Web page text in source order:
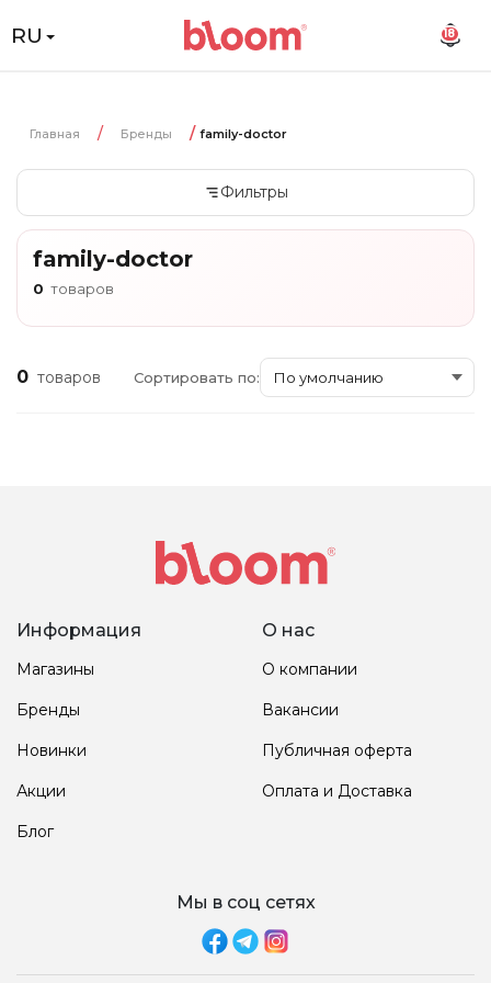
RU 18
Главная Бренды family-doctor
Фильтры
family-doctor
0 товаров
0 товаров Сортировать по:
Информация
Магазины
Бренды
Новинки
Акции
Блог
О нас
О компании
Вакансии
Публичная оферта
Оплата и Доставка
Мы в соц сетях